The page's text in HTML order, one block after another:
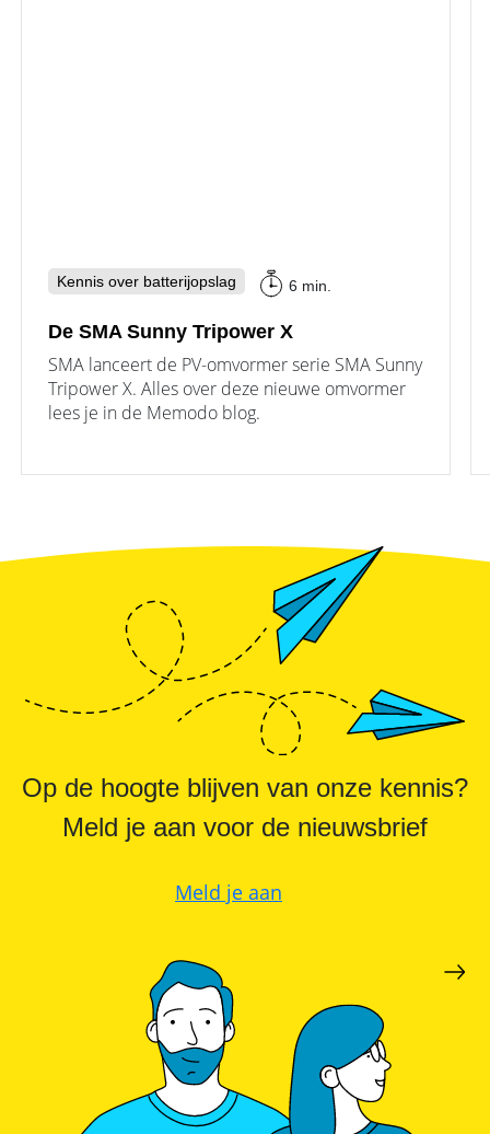
Kennis over batterijopslag 6 min.
De SMA Sunny Tripower X
SMA lanceert de PV-omvormer serie SMA Sunny
Tripower X. Alles over deze nieuwe omvormer
lees je in de Memodo blog.
Op de hoogte blijven van onze kennis?
Meld je aan voor de nieuwsbrief
Meld je aan